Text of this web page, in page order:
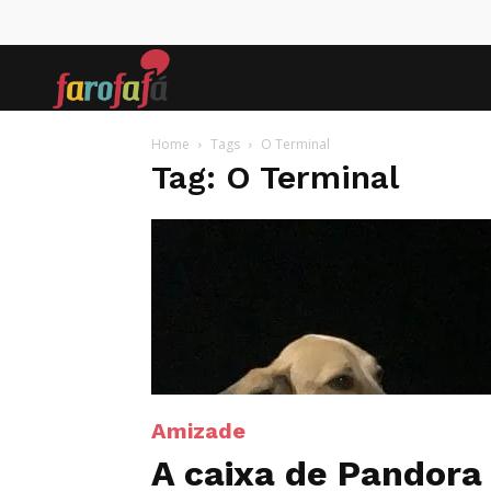
Home Tags O Terminal
Tag: O Terminal
Amizade
A caixa de Pandora